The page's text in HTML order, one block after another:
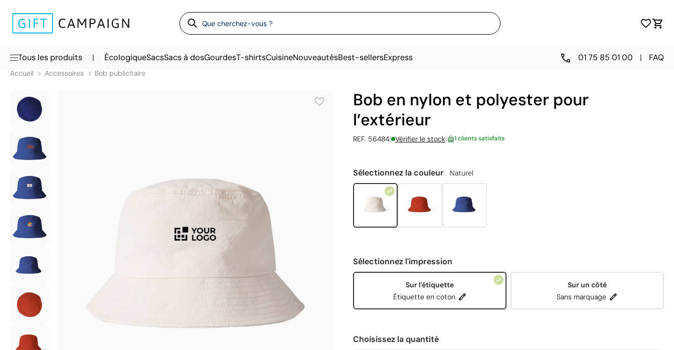
Tous les produits | ÉcologiqueSacsSacs à dosGourdesT-shirtsCuisineNouveautésBest-sellersExpress 01 75 85 01 00 | FAQ
Accueil Accessoires Bob publicitaire
Bob en nylon et polyester pour
l’extérieur
REF. 56484| Vérifier le stock| 1 clients satisfaits
Sélectionnez la couleur Naturel
Sélectionnez l'impression
Sur l'étiquette
Étiquette en coton
Sur un côté
Sans marquage
Choisissez la quantité